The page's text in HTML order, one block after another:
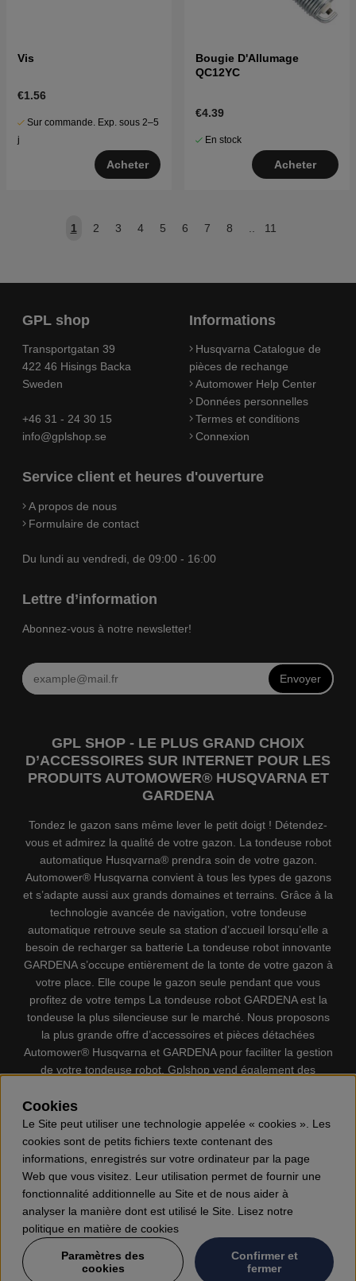
Vis
€1.56
Sur commande. Exp. sous 2–5
j
Acheter
Bougie D'Allumage
QC12YC
€4.39
En stock
Acheter
1 2 3 4 5 6 7 8 11
GPL shop
Transportgatan 39
422 46 Hisings Backa
Sweden
+46 31 - 24 30 15
info@gplshop.se
Informations
Husqvarna Catalogue de
pièces de rechange
Automower Help Center
Données personnelles
Termes et conditions
Connexion
Service client et heures d'ouverture
A propos de nous
Formulaire de contact
Du lundi au vendredi, de 09:00 - 16:00
Lettre d’information
Abonnez-vous à notre newsletter!
Envoyer
GPL SHOP - LE PLUS GRAND CHOIX
D’ACCESSOIRES SUR INTERNET POUR LES
PRODUITS AUTOMOWER® HUSQVARNA ET
GARDENA
Tondez le gazon sans même lever le petit doigt ! Détendez-
vous et admirez la qualité de votre gazon. La tondeuse robot
automatique Husqvarna® prendra soin de votre gazon.
Automower® Husqvarna convient à tous les types de gazons
et s’adapte aussi aux grands domaines et terrains. Grâce à la
technologie avancée de navigation, votre tondeuse
automatique retrouve seule sa station d’accueil lorsqu’elle a
besoin de recharger sa batterie La tondeuse robot innovante
GARDENA s’occupe entièrement de la tonte de votre gazon à
votre place. Elle coupe le gazon seule pendant que vous
profitez de votre temps La tondeuse robot GARDENA est la
tondeuse la plus silencieuse sur le marché. Nous proposons
la plus grande offre d’accessoires et pièces détachées
Automower® Husqvarna et GARDENA pour faciliter la gestion
de votre tondeuse robot. Gplshop vend également des
individuel, Coupe-bordures, Débroussailleuses, Taille haies,
Motoculteurs, Souffleur, Souffleuses à neige, Nettoyeurs
haute pression, Aspirateur, Découpeuses, Haches, Outils
forestiers, Lubrifiants, Carburants, Jouets ETC.
Cookies
Le Site peut utiliser une technologie appelée « cookies ». Les
cookies sont de petits fichiers texte contenant des
informations, enregistrés sur votre ordinateur par la page
Web que vous visitez. Leur utilisation permet de fournir une
fonctionnalité additionnelle au Site et de nous aider à
analyser la manière dont est utilisé le Site. Lisez notre
politique en matière de cookies
Paramètres des
cookies
Confirmer et
fermer